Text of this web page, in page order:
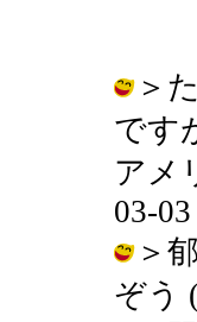
＞
です
アメ
03-
＞
ぞう